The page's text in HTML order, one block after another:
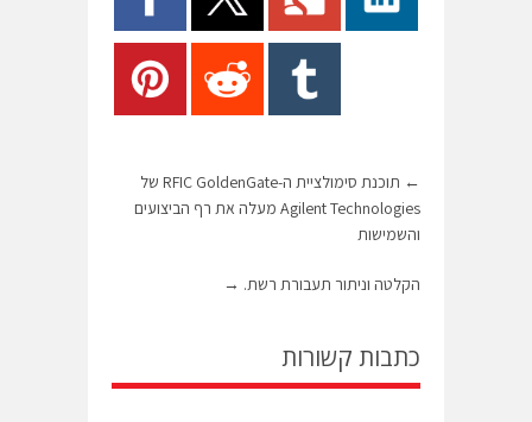
←
תוכנת סימולציית ה-RFIC GoldenGate של
Agilent Technologies מעלה את רף הביצועים
והשמישות
הקלטה וניתור תעבורת רשת. →
כתבות קשורות